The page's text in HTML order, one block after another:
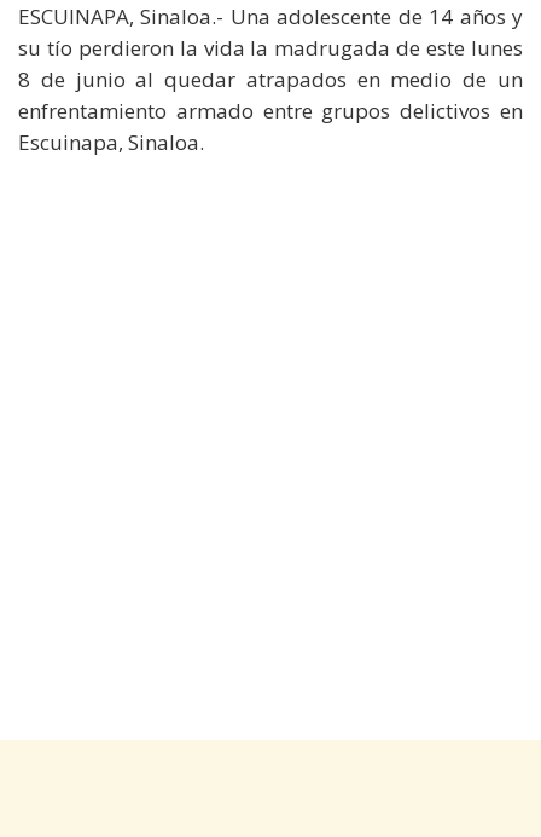
ESCUINAPA, Sinaloa.- Una adolescente de 14 años y
su tío perdieron la vida la madrugada de este lunes
8 de junio al quedar atrapados en medio de un
enfrentamiento armado entre grupos delictivos en
Escuinapa, Sinaloa.